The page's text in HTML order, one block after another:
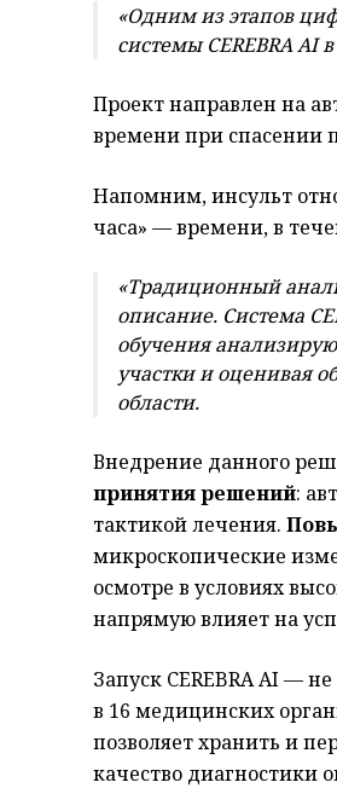
«Одним из этапов
системы CEREBRA AI
Проект направлен на
времени при спасении
Напомним, инсульт
часа» — времени, в
«Традиционный
описание. Система
обучения
участки и оценивая
области.
Внедрение данного
принятия решений:
тактикой лечения.
микроскопические
осмотре в условиях
напрямую влияет на
Запуск CEREBRA AI —
в 16 медицинских
позволяет хранить и
качество диагностики